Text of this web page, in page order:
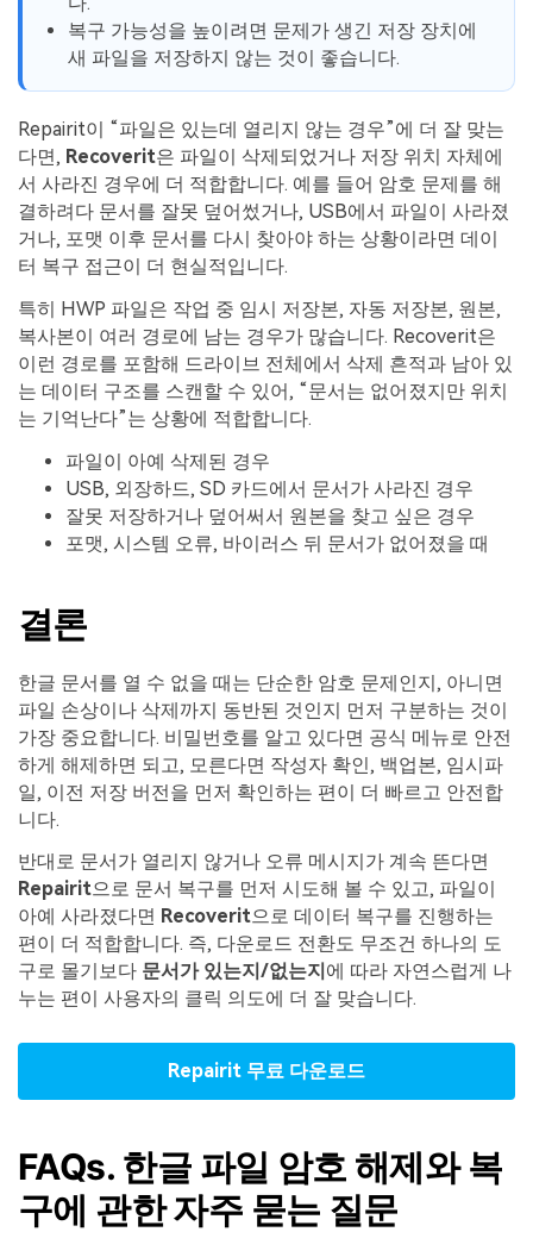
복구 가능성을 높이려면 문제가 생긴 저장 장치에
새 파일을 저장하지 않는 것이 좋습니다.
Repairit이 “파일은 있는데 열리지 않는 경우”에 더 잘 맞는
다면, Recoverit은 파일이 삭제되었거나 저장 위치 자체에
서 사라진 경우에 더 적합합니다. 예를 들어 암호 문제를 해
결하려다 문서를 잘못 덮어썼거나, USB에서 파일이 사라졌
거나, 포맷 이후 문서를 다시 찾아야 하는 상황이라면 데이
터 복구 접근이 더 현실적입니다.
특히 HWP 파일은 작업 중 임시 저장본, 자동 저장본, 원본,
복사본이 여러 경로에 남는 경우가 많습니다. Recoverit은
이런 경로를 포함해 드라이브 전체에서 삭제 흔적과 남아 있
는 데이터 구조를 스캔할 수 있어, “문서는 없어졌지만 위치
는 기억난다”는 상황에 적합합니다.
파일이 아예 삭제된 경우
USB, 외장하드, SD 카드에서 문서가 사라진 경우
잘못 저장하거나 덮어써서 원본을 찾고 싶은 경우
포맷, 시스템 오류, 바이러스 뒤 문서가 없어졌을 때
결론
한글 문서를 열 수 없을 때는 단순한 암호 문제인지, 아니면
파일 손상이나 삭제까지 동반된 것인지 먼저 구분하는 것이
가장 중요합니다. 비밀번호를 알고 있다면 공식 메뉴로 안전
하게 해제하면 되고, 모른다면 작성자 확인, 백업본, 임시파
일, 이전 저장 버전을 먼저 확인하는 편이 더 빠르고 안전합
니다.
반대로 문서가 열리지 않거나 오류 메시지가 계속 뜬다면
Repairit으로 문서 복구를 먼저 시도해 볼 수 있고, 파일이
아예 사라졌다면 Recoverit으로 데이터 복구를 진행하는
편이 더 적합합니다. 즉, 다운로드 전환도 무조건 하나의 도
구로 몰기보다 문서가 있는지/없는지 에 따라 자연스럽게 나
누는 편이 사용자의 클릭 의도에 더 잘 맞습니다.
Repairit 무료 다운로드
FAQs. 한글 파일 암호 해제와 복
구에 관한 자주 묻는 질문